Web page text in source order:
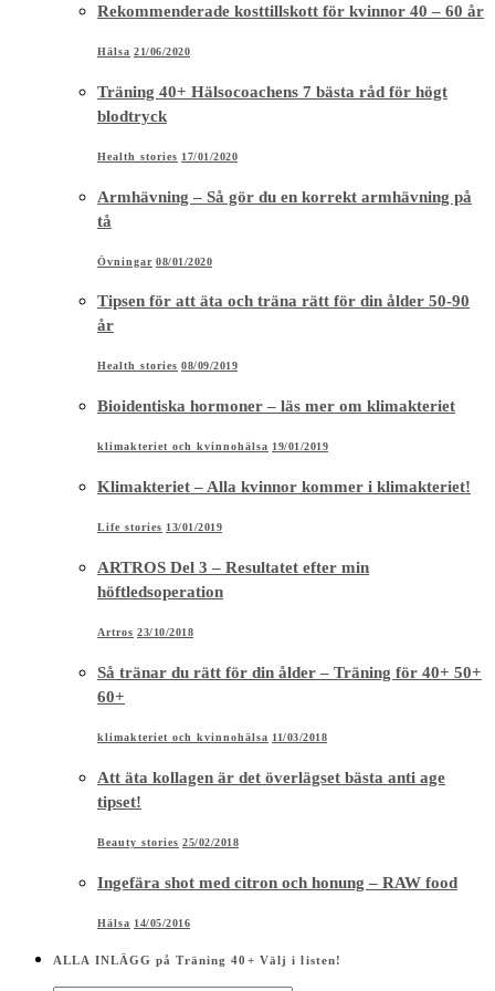
Rekommenderade kosttillskott för kvinnor 40 – 60 år
Hälsa 21/06/2020
Träning 40+ Hälsocoachens 7 bästa råd för högt
blodtryck
Health stories 17/01/2020
Armhävning – Så gör du en korrekt armhävning på
tå
Övningar 08/01/2020
Tipsen för att äta och träna rätt för din ålder 50-90
år
Health stories 08/09/2019
Bioidentiska hormoner – läs mer om klimakteriet
klimakteriet och kvinnohälsa 19/01/2019
Klimakteriet – Alla kvinnor kommer i klimakteriet!
Life stories 13/01/2019
ARTROS Del 3 – Resultatet efter min
höftledsoperation
Artros 23/10/2018
Så tränar du rätt för din ålder – Träning för 40+ 50+
60+
klimakteriet och kvinnohälsa 11/03/2018
Att äta kollagen är det överlägset bästa anti age
tipset!
Beauty stories 25/02/2018
Ingefära shot med citron och honung – RAW food
Hälsa 14/05/2016
ALLA INLÄGG på Träning 40+ Välj i listen!